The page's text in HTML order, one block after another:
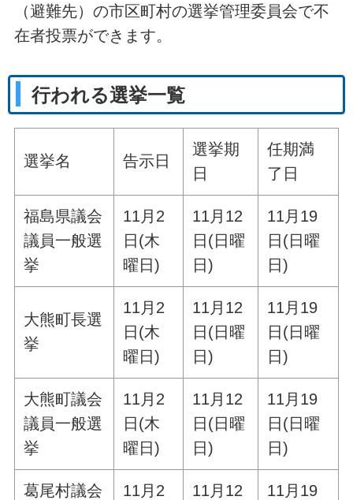
（避難先）の市区町村の選挙管理委員会で不
在者投票ができます。
行われる選挙一覧
選挙名 告示日
選挙期
日
任期満
了日
福島県議会
議員一般選
挙
11月2
日(木
曜日)
11月12
日(日曜
日)
11月19
日(日曜
日)
大熊町長選
挙
11月2
日(木
曜日)
11月12
日(日曜
日)
11月19
日(日曜
日)
大熊町議会
議員一般選
挙
11月2
日(木
曜日)
11月12
日(日曜
日)
11月19
日(日曜
日)
葛尾村議会
11月2
11月12
11月19